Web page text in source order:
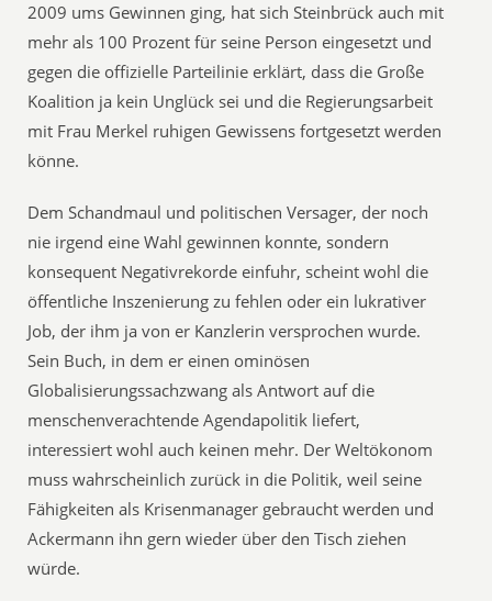
2009 ums Gewinnen ging, hat sich Steinbrück auch mit
mehr als 100 Prozent für seine Person eingesetzt und
gegen die offizielle Parteilinie erklärt, dass die Große
Koalition ja kein Unglück sei und die Regierungsarbeit
mit Frau Merkel ruhigen Gewissens fortgesetzt werden
könne.
Dem Schandmaul und politischen Versager, der noch
nie irgend eine Wahl gewinnen konnte, sondern
konsequent Negativrekorde einfuhr, scheint wohl die
öffentliche Inszenierung zu fehlen oder ein lukrativer
Job, der ihm ja von er Kanzlerin versprochen wurde.
Sein Buch, in dem er einen ominösen
Globalisierungssachzwang als Antwort auf die
menschenverachtende Agendapolitik liefert,
interessiert wohl auch keinen mehr. Der Weltökonom
muss wahrscheinlich zurück in die Politik, weil seine
Fähigkeiten als Krisenmanager gebraucht werden und
Ackermann ihn gern wieder über den Tisch ziehen
würde.